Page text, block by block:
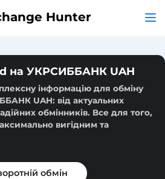
Hunter
на УКРСИББАНК UAH
інформацію для обміну
UAH: від актуальних
обмінників. Все для того,
вигідним та
обмін